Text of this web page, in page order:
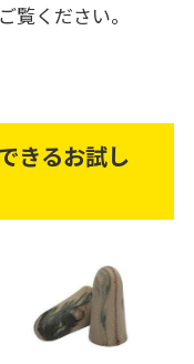
覧ください。
きるお試し